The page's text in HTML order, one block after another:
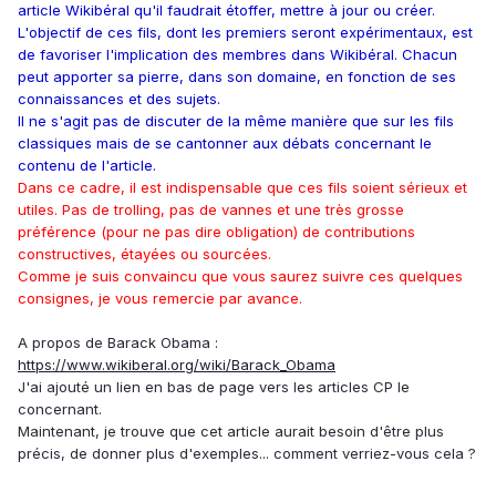
article Wikibéral qu'il faudrait étoffer, mettre à jour ou créer.
L'objectif de ces fils, dont les premiers seront expérimentaux, est
de favoriser l'implication des membres dans Wikibéral. Chacun
peut apporter sa pierre, dans son domaine, en fonction de ses
connaissances et des sujets.
Il ne s'agit pas de discuter de la même manière que sur les fils
classiques mais de se cantonner aux débats concernant le
contenu de l'article.
Dans ce cadre, il est indispensable que ces fils soient sérieux et
utiles. Pas de trolling, pas de vannes et une très grosse
préférence (pour ne pas dire obligation) de contributions
constructives, étayées ou sourcées.
Comme je suis convaincu que vous saurez suivre ces quelques
consignes, je vous remercie par avance.
A propos de Barack Obama :
https://www.wikiberal.org/wiki/Barack_Obama
J'ai ajouté un lien en bas de page vers les articles CP le
concernant.
Maintenant, je trouve que cet article aurait besoin d'être plus
précis, de donner plus d'exemples... comment verriez-vous cela ?